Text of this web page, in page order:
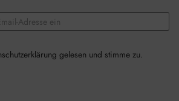
gelesen und stimme zu.